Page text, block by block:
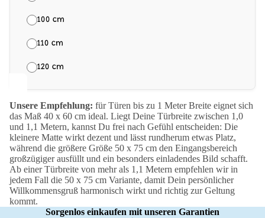
100 cm
110 cm
120 cm
Unsere Empfehlung: für Türen bis zu 1 Meter Breite eignet sich
das Maß 40 x 60 cm ideal. Liegt Deine Türbreite zwischen 1,0
und 1,1 Metern, kannst Du frei nach Gefühl entscheiden: Die
kleinere Matte wirkt dezent und lässt rundherum etwas Platz,
während die größere Größe 50 x 75 cm den Eingangsbereich
großzügiger ausfüllt und ein besonders einladendes Bild schafft.
Ab einer Türbreite von mehr als 1,1 Metern empfehlen wir in
jedem Fall die 50 x 75 cm Variante, damit Dein persönlicher
Willkommensgruß harmonisch wirkt und richtig zur Geltung
kommt.
Sorgenlos einkaufen mit unseren Garantien